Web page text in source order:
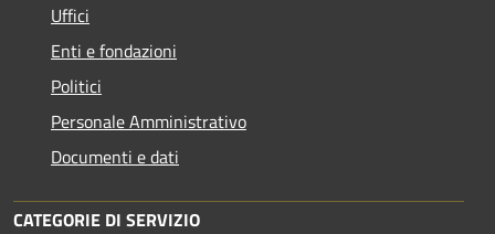
Uffici
Enti e fondazioni
Politici
Personale Amministrativo
Documenti e dati
CATEGORIE DI SERVIZIO